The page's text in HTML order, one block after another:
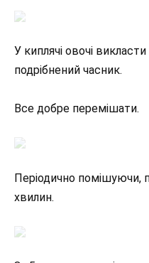
У киплячі овочі
подрібнений часник.
Все добре перемішати.
Періодично помішуючи,
хвилин.